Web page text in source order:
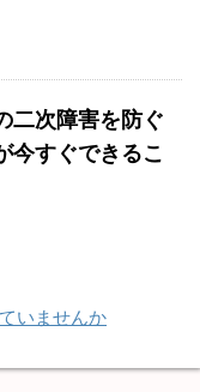
二次障害を防ぐ
今すぐできるこ
いませんか